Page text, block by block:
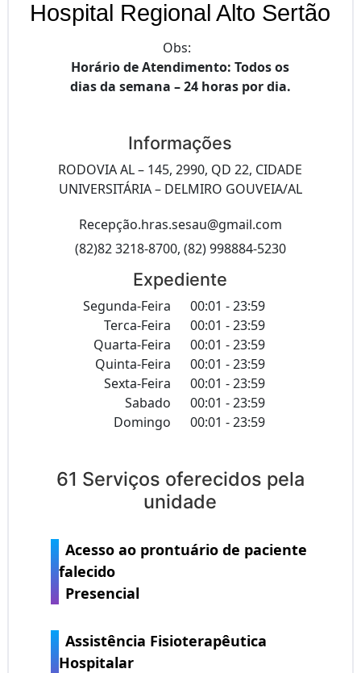
Hospital Regional Alto Sertão
Obs:
Horário de Atendimento: Todos os
dias da semana – 24 horas por dia.
Informações
RODOVIA AL – 145, 2990, QD 22, CIDADE
UNIVERSITÁRIA – DELMIRO GOUVEIA/AL
Recepção.hras.sesau@gmail.com
(82)82 3218-8700, (82) 998884-5230
Expediente
Segunda-Feira
00:01 - 23:59
Terca-Feira
00:01 - 23:59
Quarta-Feira
00:01 - 23:59
Quinta-Feira
00:01 - 23:59
Sexta-Feira
00:01 - 23:59
Sabado
00:01 - 23:59
Domingo
00:01 - 23:59
61 Serviços oferecidos pela
unidade
Acesso ao prontuário de paciente
falecido
Presencial
Assistência Fisioterapêutica
Hospitalar